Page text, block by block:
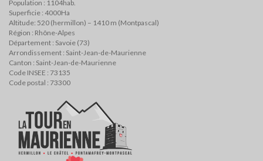
Population : 1104hab.
Superficie : 4000Ha
Altitude: 520 (hermillon) – 1410 m (Montpascal)
Région : Rhône-Alpes
Département : Savoie (73)
Arrondissement : Saint-Jean-de-Maurienne
Canton : Saint-Jean-de-Maurienne
Code INSEE : 73135
Code postal : 73300